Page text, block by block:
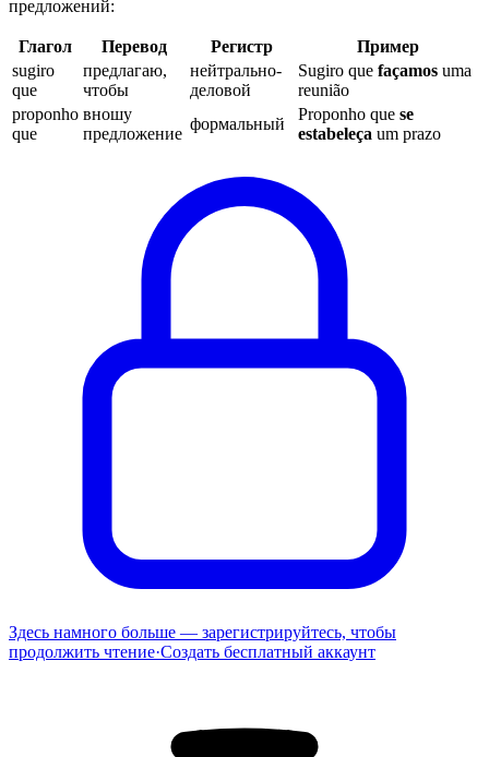
предложений:
Глагол Перевод Регистр
Пример
sugiro
que
предлагаю,
чтобы
нейтрально-
деловой
Sugiro que façamos uma
reunião
proponho
que
вношу
предложение
формальный
Proponho que se
estabeleça um prazo
Здесь намного больше — зарегистрируйтесь, чтобы
продолжить чтение·Создать бесплатный аккаунт